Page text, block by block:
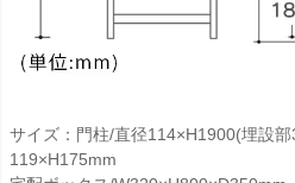
サイズ：門柱/直径114×H1900(埋設
119×H175mm